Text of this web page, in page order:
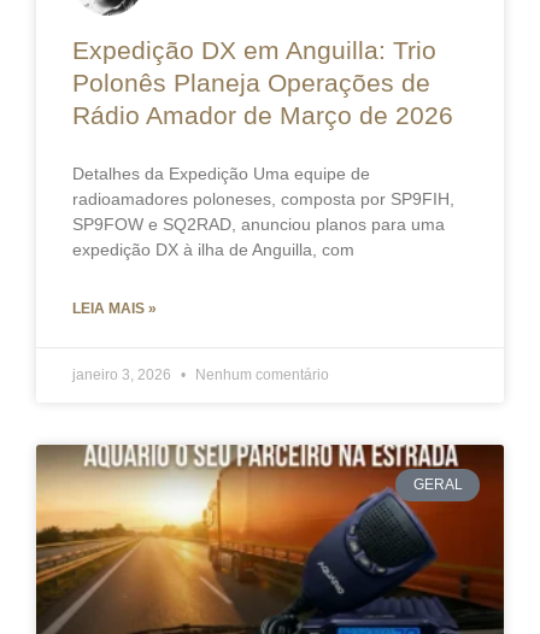
Expedição DX em Anguilla: Trio
Polonês Planeja Operações de
Rádio Amador de Março de 2026
Detalhes da Expedição Uma equipe de
radioamadores poloneses, composta por SP9FIH,
SP9FOW e SQ2RAD, anunciou planos para uma
expedição DX à ilha de Anguilla, com
LEIA MAIS »
janeiro 3, 2026 Nenhum comentário
GERAL